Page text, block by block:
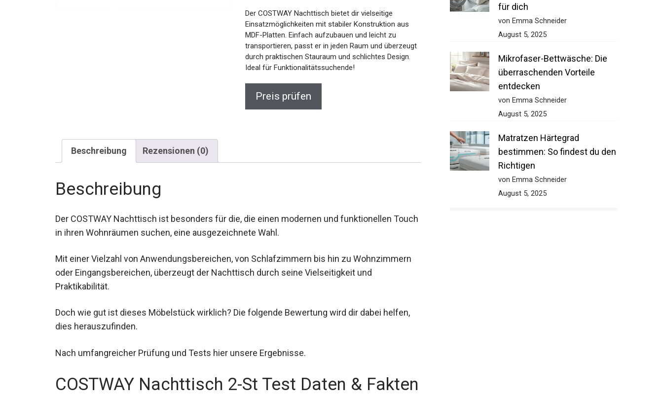
Der COSTWAY Nachttisch bietet dir vielseitige
Einsatzmöglichkeiten mit stabiler Konstruktion aus
MDF-Platten. Einfach aufzubauen und leicht zu
transportieren, passt er in jeden Raum und überzeugt
durch praktischen Stauraum und schlichtes Design.
Ideal für Funktionalitätssuchende!
Preis prüfen
Beschreibung Rezensionen (0)
Beschreibung
Der COSTWAY Nachttisch ist besonders für die, die einen modernen und funktionellen Touch
in ihren Wohnräumen suchen, eine ausgezeichnete Wahl.
Mit einer Vielzahl von Anwendungsbereichen, von Schlafzimmern bis hin zu Wohnzimmern
oder Eingangsbereichen, überzeugt der Nachttisch durch seine Vielseitigkeit und
Praktikabilität.
Doch wie gut ist dieses Möbelstück wirklich? Die folgende Bewertung wird dir dabei helfen,
dies herauszufinden.
Nach umfangreicher Prüfung und Tests hier unsere Ergebnisse.
COSTWAY Nachttisch 2-St Test Daten & Fakten
für dich
von Emma Schneider
August 5, 2025
Mikrofaser-Bettwäsche: Die
überraschenden Vorteile
entdecken
von Emma Schneider
August 5, 2025
Matratzen Härtegrad
bestimmen: So findest du den
Richtigen
von Emma Schneider
August 5, 2025